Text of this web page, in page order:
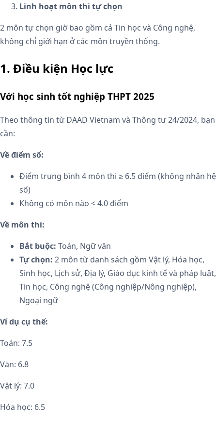
Linh hoạt môn thi tự chọn
2 môn tự chọn giờ bao gồm cả Tin học và Công nghệ,
không chỉ giới hạn ở các môn truyền thống.
1. Điều kiện Học lực
Với học sinh tốt nghiệp THPT 2025
Theo thông tin từ DAAD Vietnam và Thông tư 24/2024, bạn
cần:
Về điểm số:
Điểm trung bình 4 môn thi ≥ 6.5 điểm (không nhân hệ
số)
Không có môn nào < 4.0 điểm
Về môn thi:
Bắt buộc: Toán, Ngữ văn
Tự chọn: 2 môn từ danh sách gồm Vật lý, Hóa học,
Sinh học, Lịch sử, Địa lý, Giáo dục kinh tế và pháp luật,
Tin học, Công nghệ (Công nghiệp/Nông nghiệp),
Ngoại ngữ
Ví dụ cụ thể:
Toán: 7.5
Văn: 6.8
Vật lý: 7.0
Hóa học: 6.5